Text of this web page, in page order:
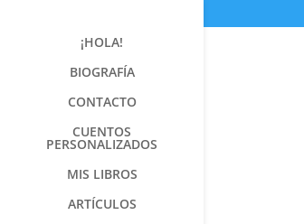
¡HOLA!
BIOGRAFÍA
CONTACTO
CUENTOS
PERSONALIZADOS
MIS LIBROS
ARTÍCULOS